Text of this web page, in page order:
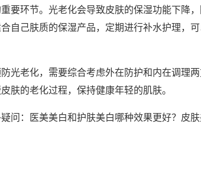
要环节。光老化会导致皮肤的保湿功能下降
自己肤质的保湿产品，定期进行补水护理，
光老化，需要综合考虑外在防护和内在调理两
肤的老化过程，保持健康年轻的肌肤。
问：医美美白和护肤美白哪种效果更好？皮